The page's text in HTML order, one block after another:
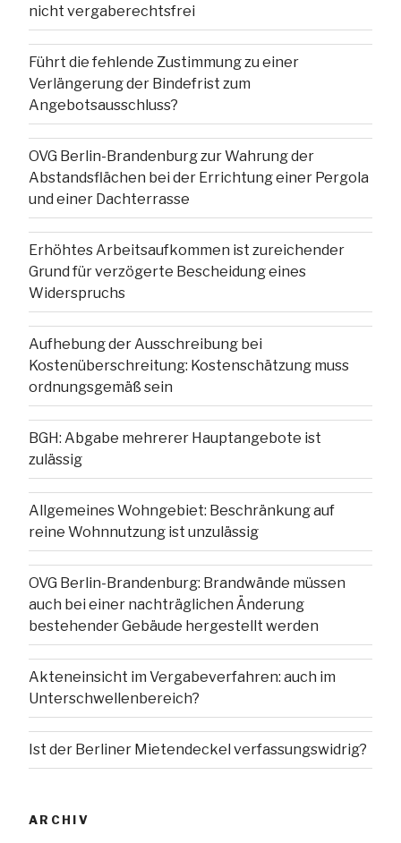
nicht vergaberechtsfrei
Führt die fehlende Zustimmung zu einer
Verlängerung der Bindefrist zum
Angebotsausschluss?
OVG Berlin-Brandenburg zur Wahrung der
Abstandsflächen bei der Errichtung einer Pergola
und einer Dachterrasse
Erhöhtes Arbeitsaufkommen ist zureichender
Grund für verzögerte Bescheidung eines
Widerspruchs
Aufhebung der Ausschreibung bei
Kostenüberschreitung: Kostenschätzung muss
ordnungsgemäß sein
BGH: Abgabe mehrerer Hauptangebote ist
zulässig
Allgemeines Wohngebiet: Beschränkung auf
reine Wohnnutzung ist unzulässig
OVG Berlin-Brandenburg: Brandwände müssen
auch bei einer nachträglichen Änderung
bestehender Gebäude hergestellt werden
Akteneinsicht im Vergabeverfahren: auch im
Unterschwellenbereich?
Ist der Berliner Mietendeckel verfassungswidrig?
ARCHIV